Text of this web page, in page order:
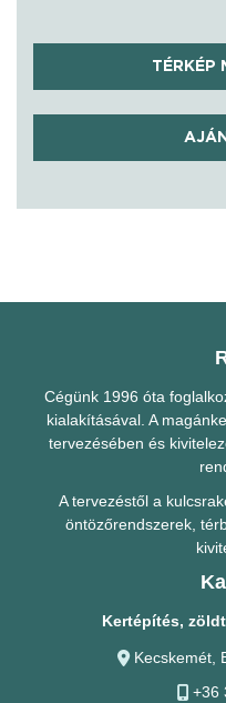
TÉRKÉP
Cégünk 1996 óta
kialakításával. A
tervezésében és
A tervezéstől a
öntözőrendszerek,
Kertépítés,
Kecskemét,
+36